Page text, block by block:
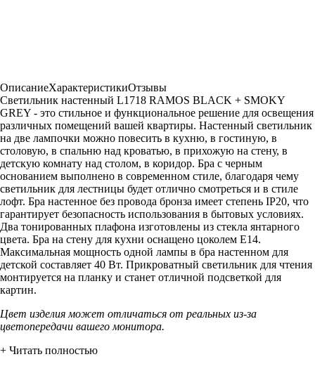
ОписаниеХарактеристикиОтзывы
Светильник настенный L1718 RAMOS BLACK + SMOKY
GREY - это стильное и функциональное решение для освещения
различных помещений вашей квартиры. Настенный светильник
на две лампочки можно повесить в кухню, в гостиную, в
столовую, в спальню над кроватью, в прихожую на стену, в
детскую комнату над столом, в коридор. Бра с черным
основанием выполнено в современном стиле, благодаря чему
светильник для лестницы будет отлично смотреться и в стиле
лофт. Бра настенное без провода бронза имеет степень IP20, что
гарантирует безопасность использования в бытовых условиях.
Два тонированных плафона изготовлены из стекла янтарного
цвета. Бра на стену для кухни оснащено цоколем Е14.
Максимальная мощность одной лампы в бра настенном для
детской составляет 40 Вт. Прикроватный светильник для чтения
монтируется на планку и станет отличной подсветкой для
картин.
Цвет изделия может отличаться от реальных из-за
цветопередачи вашего монитора.
+ Читать полностью